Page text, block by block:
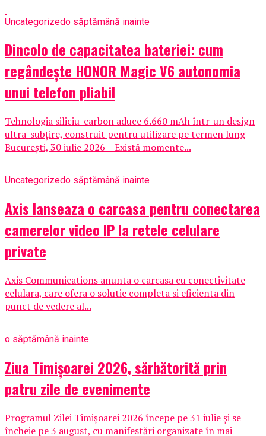
Uncategorizedo săptămână inainte
Dincolo de capacitatea bateriei: cum
regândește HONOR Magic V6 autonomia
unui telefon pliabil
Tehnologia siliciu-carbon aduce 6.660 mAh într-un design
ultra-subțire, construit pentru utilizare pe termen lung
București, 30 iulie 2026 – Există momente...
Uncategorizedo săptămână inainte
Axis lanseaza o carcasa pentru conectarea
camerelor video IP la retele celulare
private
Axis Communications anunta o carcasa cu conectivitate
celulara, care ofera o solutie completa si eficienta din
punct de vedere al...
o săptămână inainte
Ziua Timișoarei 2026, sărbătorită prin
patru zile de evenimente
Programul Zilei Timișoarei 2026 începe pe 31 iulie și se
încheie pe 3 august, cu manifestări organizate în mai